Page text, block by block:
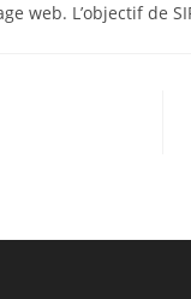
web. L’objectif de